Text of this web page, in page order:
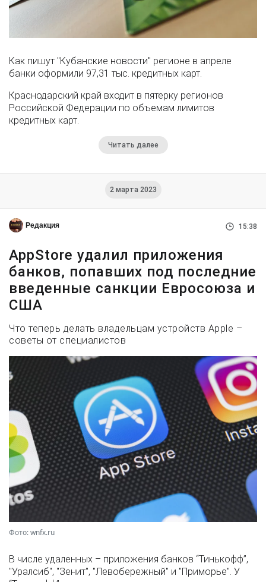
Как пишут "Кубанские новости" регионе в апреле
банки оформили 97,31 тыс. кредитных карт.
Краснодарский край входит в пятерку регионов
Российской Федерации по объемам лимитов
кредитных карт.
Читать далее
2 марта 2023
Редакция 15:38
AppStore удалил приложения
банков, попавших под последние
введенные санкции Евросоюза и
США
Что теперь делать владельцам устройств Apple –
советы от специалистов
Фото: wnfx.ru
В числе удаленных – приложения банков “Тинькофф”,
"Уралсиб", "Зенит", "Левобережный" и "Приморье". У